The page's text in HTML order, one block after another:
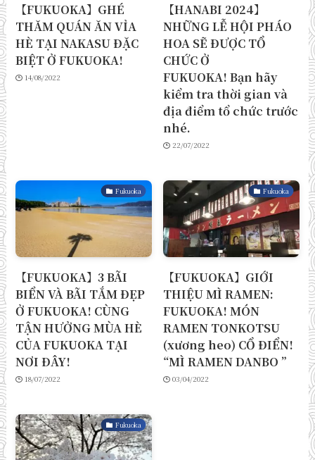
【FUKUOKA】GHÉ
THĂM QUÁN ĂN VỈA
HÈ TẠI NAKASU ĐẶC
BIỆT Ở FUKUOKA!
14/08/2022
【HANABI 2024】
NHỮNG LỄ HỘI PHÁO
HOA SẼ ĐƯỢC TỔ
CHỨC Ở
FUKUOKA! Bạn hãy
kiểm tra thời gian và
địa điểm tổ chức trước
nhé.
22/07/2022
Fukuoka
【FUKUOKA】3 BÃI
BIỂN VÀ BÃI TẮM ĐẸP
Ở FUKUOKA! CÙNG
TẬN HƯỞNG MÙA HÈ
CỦA FUKUOKA TẠI
NƠI ĐÂY!
18/07/2022
Fukuoka
【FUKUOKA】GIỚI
THIỆU MÌ RAMEN:
FUKUOKA! MÓN
RAMEN TONKOTSU
(xương heo) CỔ ĐIỂN!
“MÌ RAMEN DANBO ”
03/04/2022
Fukuoka